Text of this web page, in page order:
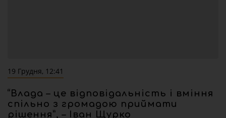
19 Грудня, 12:41
“Влада – це відповідальність і вміння
спільно з громадою приймати
рішення”, – Іван Щурко